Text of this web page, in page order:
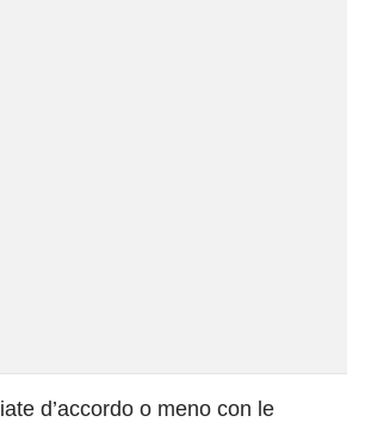
d’accordo o meno con le